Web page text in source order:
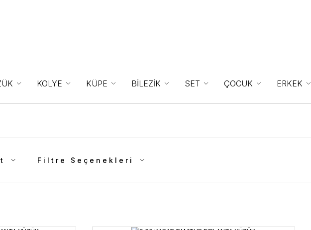
KOLYE KÜPE BİLEZİK SET ÇOCUK ERKEK
Filtre Seçenekleri